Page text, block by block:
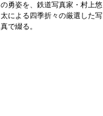
の勇姿を、鉄道写真家・村上悠
太による四季折々の厳選した写
真で綴る。